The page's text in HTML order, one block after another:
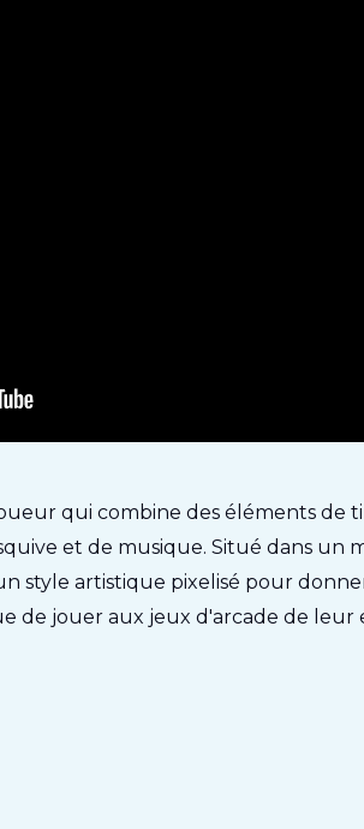
qui combine des éléments de
et de musique. Situé dans un
style artistique pixelisé pour
de jouer aux jeux d'arcade de leur